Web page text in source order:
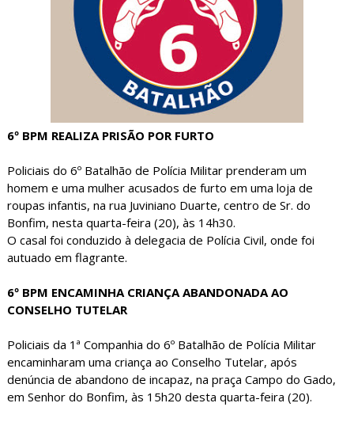
6º BPM REALIZA PRISÃO POR FURTO
Policiais do 6º Batalhão de Polícia Militar prenderam um
homem e uma mulher acusados de furto em uma loja de
roupas infantis, na rua Juviniano Duarte, centro de Sr. do
Bonfim, nesta quarta-feira (20), às 14h30.
O casal foi conduzido à delegacia de Polícia Civil, onde foi
autuado em flagrante.
6º BPM ENCAMINHA CRIANÇA ABANDONADA AO
CONSELHO TUTELAR
Policiais da 1ª Companhia do 6º Batalhão de Polícia Militar
encaminharam uma criança ao Conselho Tutelar, após
denúncia de abandono de incapaz, na praça Campo do Gado,
em Senhor do Bonfim, às 15h20 desta quarta-feira (20).